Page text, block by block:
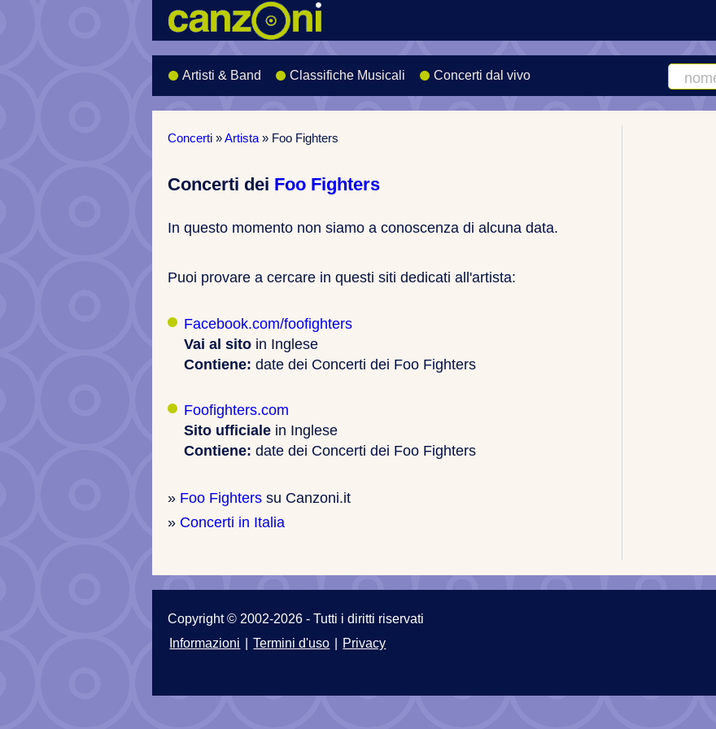
Artisti & Band Classifiche Musicali Concerti dal vivo
Cerca
Concerti »Artista » Foo Fighters
Concerti dei Foo Fighters
In questo momento non siamo a conoscenza di alcuna data.
Puoi provare a cercare in questi siti dedicati all'artista:
Facebook.com/foofighters
Vai al sito in Inglese
Contiene: date dei Concerti dei Foo Fighters
Foofighters.com
Sito ufficiale in Inglese
Contiene: date dei Concerti dei Foo Fighters
» Foo Fighters su Canzoni.it
» Concerti in Italia
Copyright © 2002-2026 - Tutti i diritti riservati
Informazioni
Termini d'uso Privacy